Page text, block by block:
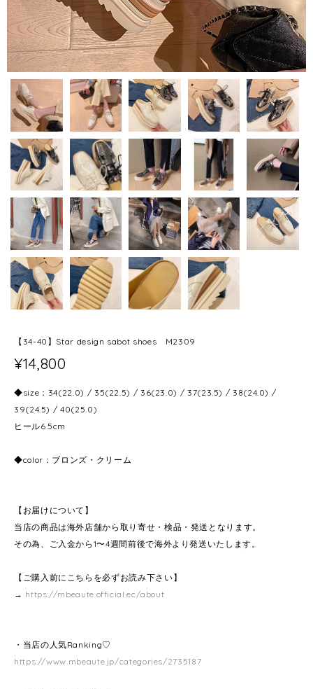
【34-40】Star design sabot shoes M2309
¥14,800
◆size：34(22.0) / 35(22.5) / 36(23.0) / 37(23.5) / 38(24.0) /
39(24.5) / 40(25.0)
ヒール6.5cm
◆color：ブロンズ・クリーム
【お届けについて】
当店の商品は海外店舗から取り寄せ・検品・発送となります。
その為、ご入金から1〜4週間前後で海外より発送いたします。
【ご購入前にこちらを必ずお読み下さい】
→ https://mbeaute.official.ec/about
・当店の人気Ranking♡
https://www.mbeaute.jp/categories/2735187